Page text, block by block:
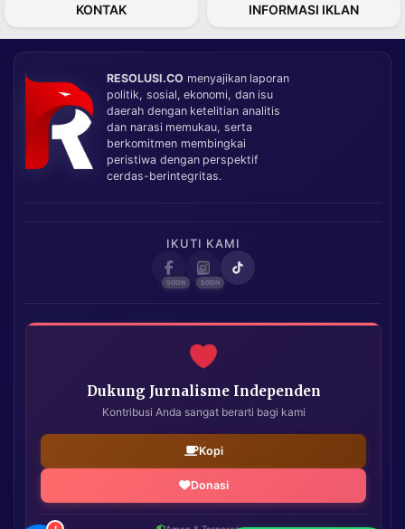
KONTAK INFORMASI IKLAN
RESOLUSI.CO menyajikan laporan
politik, sosial, ekonomi, dan isu
daerah dengan ketelitian analitis
dan narasi memukau, serta
berkomitmen membingkai
peristiwa dengan perspektif
cerdas-berintegritas.
IKUTI KAMI
Dukung Jurnalisme Independen
Kontribusi Anda sangat berarti bagi kami
Kopi
Donasi